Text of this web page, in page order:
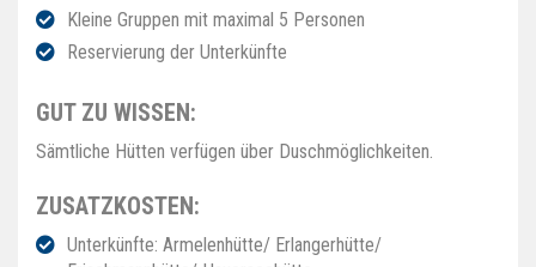
Kleine Gruppen mit maximal 5 Personen
Reservierung der Unterkünfte
GUT ZU WISSEN:
Sämtliche Hütten verfügen über Duschmöglichkeiten.
ZUSATZKOSTEN:
Unterkünfte: Armelenhütte/ Erlangerhütte/